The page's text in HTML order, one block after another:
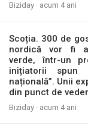
Biziday · acum 4 ani
Scoția. 300 de
nordică vor fi
verde, într-un
inițiatorii spun
națională”. Unii
din punct de
Biziday · acum 4 ani